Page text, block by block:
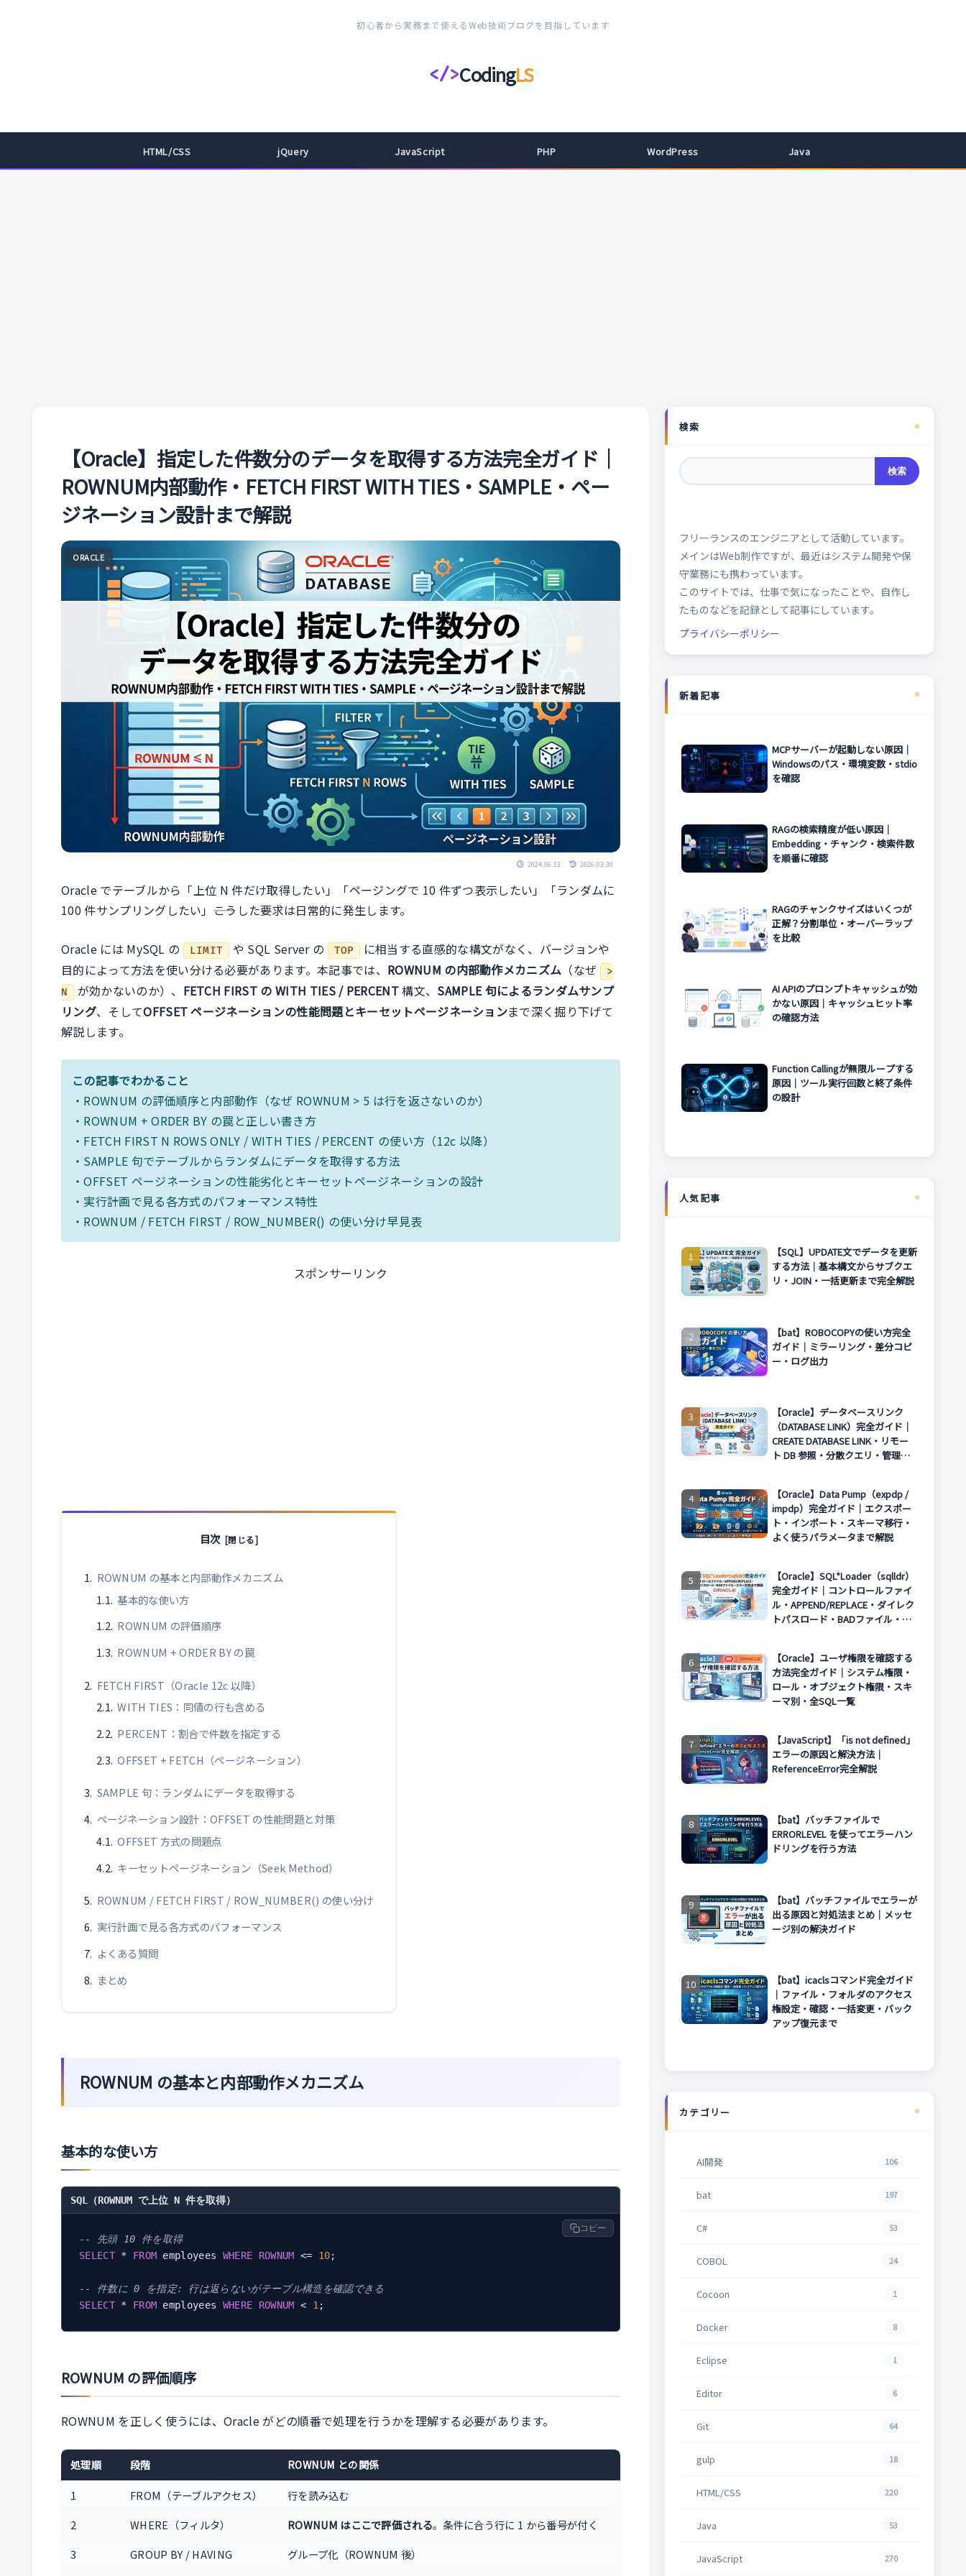
初心者から実務まで使えるWeb技術ブログを目指しています
</>CodingLS
コ
ィ
HTML/CSS jQuery JavaScript PHP WordPress Java
【Oracle】指定した件数分のデータを取得する方法完全ガイド｜
ROWNUM内部動作・FETCH FIRST WITH TIES・SAMPLE・ペー
ジネーション設計まで解説
ORACLE
2024.06.13 2026.03.30
Oracle でテーブルから「上位 N 件だけ取得したい」「ページングで 10 件ずつ表示したい」「ランダムに
100 件サンプリングしたい」――こうした要求は日常的に発生します。
Oracle には MySQL の LIMIT や SQL Server の TOP
に相当する直感的な構文がなく、バージョンや
目的によって方法を使い分ける必要があります。本記事では、 ROWNUM の内部動作メカニズム （なぜ
>
N
が効かないのか）、 FETCH FIRST の WITH TIES / PERCENT構文、 SAMPLE 句によるランダムサンプ
リング、そしてOFFSET ページネーションの性能問題とキーセットページネーションまで深く掘り下げて
解説します。
この記事でわかること
・ROWNUM の評価順序と内部動作（なぜ ROWNUM > 5 は行を返さないのか）
・ROWNUM + ORDER BY の罠と正しい書き方
・FETCH FIRST N ROWS ONLY / WITH TIES / PERCENT の使い方（12c 以降）
・SAMPLE 句でテーブルからランダムにデータを取得する方法
・OFFSET ページネーションの性能劣化とキーセットページネーションの設計
・実行計画で見る各方式のパフォーマンス特性
・ROWNUM / FETCH FIRST / ROW_NUMBER() の使い分け早見表
スポンサーリンク
目次
ROWNUM の基本と内部動作メカニズム
基本的な使い方
ROWNUM の評価順序
ROWNUM + ORDER BY の罠
FETCH FIRST（Oracle 12c 以降）
WITH TIES：同値の行も含める
PERCENT：割合で件数を指定する
OFFSET + FETCH（ページネーション）
SAMPLE 句：ランダムにデータを取得する
ページネーション設計：OFFSET の性能問題と対策
OFFSET 方式の問題点
キーセットページネーション（Seek Method）
ROWNUM / FETCH FIRST / ROW_NUMBER() の使い分け
実行計画で見る各方式のパフォーマンス
よくある質問
まとめ
ROWNUM の基本と内部動作メカニズム
基本的な使い方
SQL（ROWNUM で上位 N 件を取得）
-- 先頭 10 件を取得
SELECT * FROM employees WHERE ROWNUM <= 10;
-- 件数に 0 を指定: 行は返らないがテーブル構造を確認できる
SELECT * FROM employees WHERE ROWNUM < 1
コピー
ROWNUM の評価順序
ROWNUM を正しく使うには、Oracle がどの順番で処理を行うかを理解する必要があります。
処理順 段階 ROWNUM との関係
1 FROM（テーブルアクセス）
行を読み込む
2
WHERE（フィルタ） ROWNUM はここで評価される。条件に合う行に 1 から番号が付く
3
GROUP BY / HAVING
グループ化（ROWNUM 後）
検索
検索
フリーランスのエンジニアとして活動しています。
メインはWeb制作ですが、最近はシステム開発や保
守業務にも携わっています。
このサイトでは、仕事で気になったことや、自作し
たものなどを記録として記事にしています。
プライバシーポリシー
新着記事
MCPサーバーが起動しない原因｜
Windowsのパス・環境変数・stdio
を確認
RAGの検索精度が低い原因｜
Embedding・チャンク・検索件数
を順番に確認
RAGのチャンクサイズはいくつが
正解？分割単位・オーバーラップ
を比較
AI APIのプロンプトキャッシュが効
かない原因｜キャッシュヒット率
の確認方法
Function Callingが無限ループする
原因｜ツール実行回数と終了条件
の設計
人気記事
【SQL】UPDATE文でデータを更新
する方法｜基本構文からサブクエ
リ・JOIN・一括更新まで完全解説
【bat】ROBOCOPYの使い方完全
ガイド｜ミラーリング・差分コピ
ー・ログ出力
【Oracle】データベースリンク
（DATABASE LINK）完全ガイド｜
CREATE DATABASE LINK・リモー
ト DB 参照・分散クエリ・管理方
【Oracle】Data Pump（expdp /
impdp）完全ガイド｜エクスポー
ト・インポート・スキーマ移行・
よく使うパラメータまで解説
【Oracle】SQL*Loader（sqlldr）
完全ガイド｜コントロールファイ
ル・APPEND/REPLACE・ダイレク
トパスロード・BADファイル・エ
【Oracle】ユーザ権限を確認する
方法完全ガイド｜システム権限・
ロール・オブジェクト権限・スキ
ーマ別・全SQL一覧
【JavaScript】「is not defined」
エラーの原因と解決方法｜
ReferenceError完全解説
【bat】バッチファイルで
ERRORLEVEL を使ってエラーハン
ドリングを行う方法
【bat】バッチファイルでエラーが
出る原因と対処法まとめ｜メッセ
ージ別の解決ガイド
【bat】icaclsコマンド完全ガイド
｜ファイル・フォルダのアクセス
権設定・確認・一括変更・バック
アップ復元まで
カテゴリー
AI開発 106
bat 197
C# 53
COBOL 24
Cocoon 1
Docker 8
Eclipse 1
Editor 6
Git 64
gulp 18
HTML/CSS 220
Java 53
JavaScript 270